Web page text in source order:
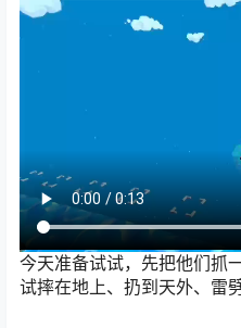
今天准备试试，先把他们抓
试摔在地上、扔到天外、雷